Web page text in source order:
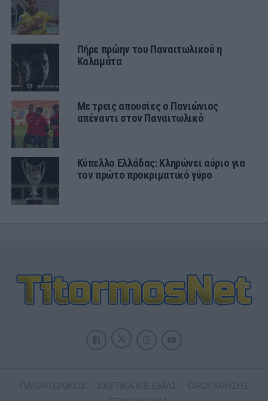
Πήρε πρώην του Παναιτωλικού η
Καλαμάτα
Με τρεις απουσίες ο Πανιώνιος
απέναντι στον Παναιτωλικό
Κύπελλο Ελλάδας: Κληρώνει αύριο για
τον πρώτο προκριματικό γύρο